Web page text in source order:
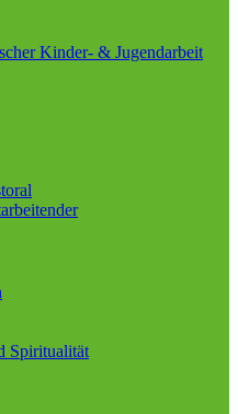
Kinder- & Jugendarbeit
Spiritualität